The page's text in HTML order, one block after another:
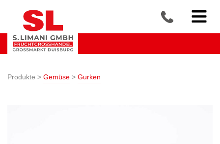
Produkte > Gemüse> Gurken